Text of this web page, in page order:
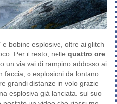
bobine esplosive, oltre ai glitch
Per il resto, nelle quattro ore
un via vai di rampino addosso ai
faccia, o esplosioni da lontano.
grandi distanze in volo grazie
esplosiva già lanciata. sul suo